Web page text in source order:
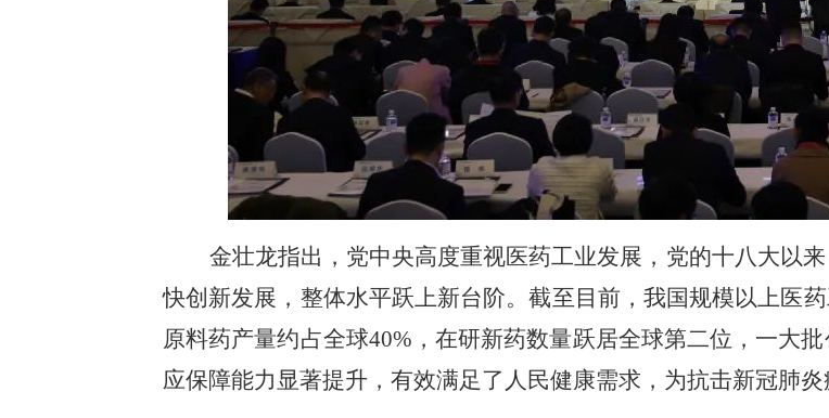
金壮龙指出，党中央高度重视医药工业发展，党的十八大以
快创新发展，整体水平跃上新台阶。截至目前，我国规模以上医
原料药产量约占全球40%，在研新药数量跃居全球第二位，一大
应保障能力显著提升，有效满足了人民健康需求，为抗击新冠肺